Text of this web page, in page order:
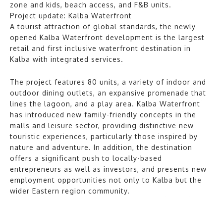
zone and kids, beach access, and F&B units.
Project update: Kalba Waterfront
A tourist attraction of global standards, the newly
opened Kalba Waterfront development is the largest
retail and first inclusive waterfront destination in
Kalba with integrated services.
The project features 80 units, a variety of indoor and
outdoor dining outlets, an expansive promenade that
lines the lagoon, and a play area. Kalba Waterfront
has introduced new family-friendly concepts in the
malls and leisure sector, providing distinctive new
touristic experiences, particularly those inspired by
nature and adventure. In addition, the destination
offers a significant push to locally-based
entrepreneurs as well as investors, and presents new
employment opportunities not only to Kalba but the
wider Eastern region community.